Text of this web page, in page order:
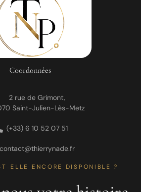
Coordonnées
2 rue de Grimont,
Saint-Julien-Lès-Metz
(+33) 6 10 52 07 51
contact@thierrynade.fr
ELLE ENCORE DISPONIBLE ?